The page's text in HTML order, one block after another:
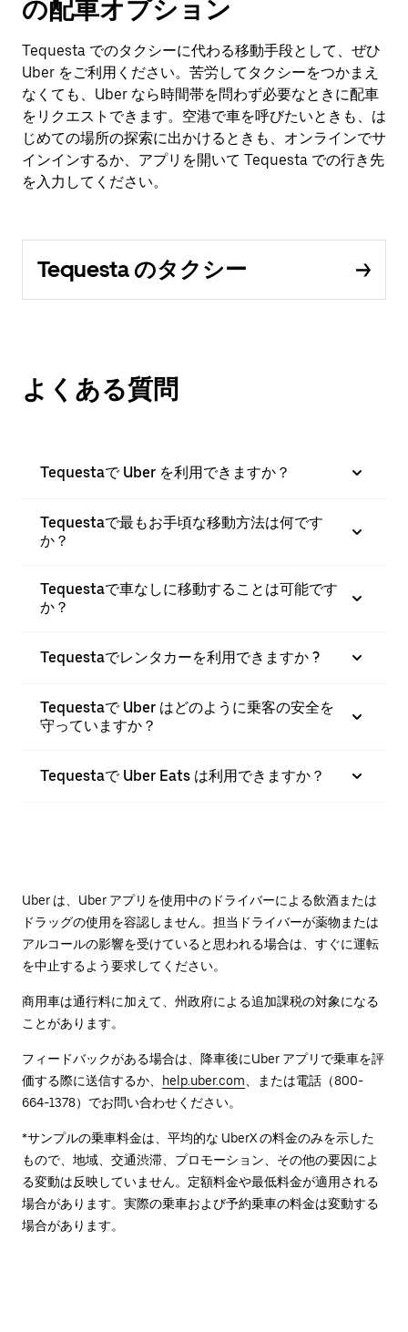
の配車オプション
Tequesta でのタクシーに代わる移動手段として、ぜひ
Uber をご利用ください。苦労してタクシーをつかまえ
なくても、Uber なら時間帯を問わず必要なときに配車
をリクエストできます。空港で車を呼びたいときも、は
じめての場所の探索に出かけるときも、オンラインでサ
インインするか、アプリを開いて Tequesta での行き先
を入力してください。
Tequesta のタクシー
よくある質問
Tequestaで Uber を利用できますか？
Tequestaで最もお手頃な移動方法は何です
か？
Tequestaで車なしに移動することは可能です
か？
Tequestaでレンタカーを利用できますか ?
Tequestaで Uber はどのように乗客の安全を
守っていますか？
Tequestaで Uber Eats は利用できますか？
Uber は、Uber アプリを使用中のドライバーによる飲酒または
ドラッグの使用を容認しません。担当ドライバーが薬物または
アルコールの影響を受けていると思われる場合は、すぐに運転
を中止するよう要求してください。
商用車は通行料に加えて、州政府による追加課税の対象になる
ことがあります。
フィードバックがある場合は、降車後に⁠Uber アプリで乗車を評
価する際に送信するか、
help.uber.com 、または電話（800-
664-1378）でお問い合わせください。
*サンプルの乗車料金は、平均的な UberX の料金のみを示した
もので、地域、交通渋滞、プロモーション、その他の要因によ
る変動は反映していません。定額料金や最低料金が適用される
場合があります。実際の乗車および予約乗車の料金は変動する
場合があります。